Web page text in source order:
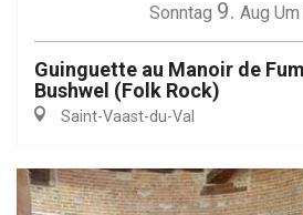
Sonntag 9. Aug
Guinguette au Manoir de
Bushwel (Folk Rock)
Saint-Vaast-du-Val